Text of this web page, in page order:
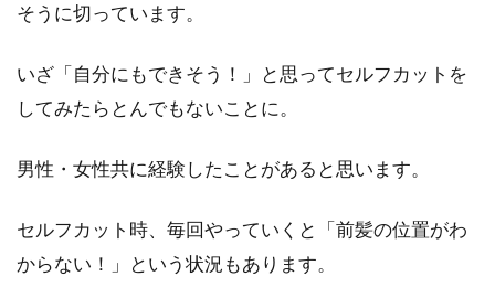
そうに切っています。
いざ「自分にもできそう！」と思ってセルフカットを
してみたらとんでもないことに。
男性・女性共に経験したことがあると思います。
セルフカット時、毎回やっていくと「前髪の位置がわ
からない！」という状況もあります。